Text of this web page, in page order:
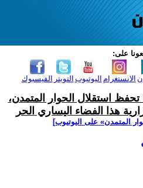
على:
الفيسبوك التويتر اليوتيوب الانستغرام
تحفظ استقلال الحوار المتمدن،
هذا الفضاء اليساري الحر
المتمدن» على اليوتيوب]